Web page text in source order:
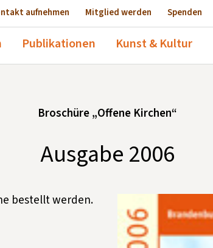
aufnehmen Mitglied werden Spenden
Publikationen Kunst & Kultur
Broschüre „Offene Kirchen“
Ausgabe 2006
bestellt werden.